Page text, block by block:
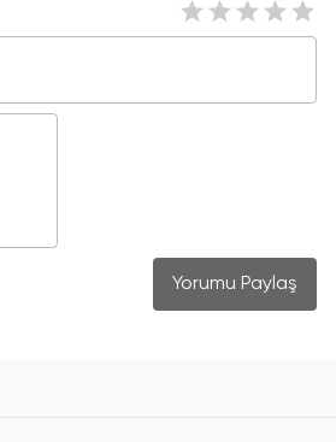
Yorumu Paylaş